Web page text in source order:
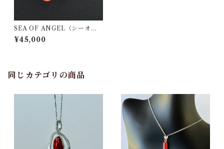
SEA OF ANGEL（シーオブ
エンジェル）ペンダント an-
08
¥45,000
同じカテゴリの商品